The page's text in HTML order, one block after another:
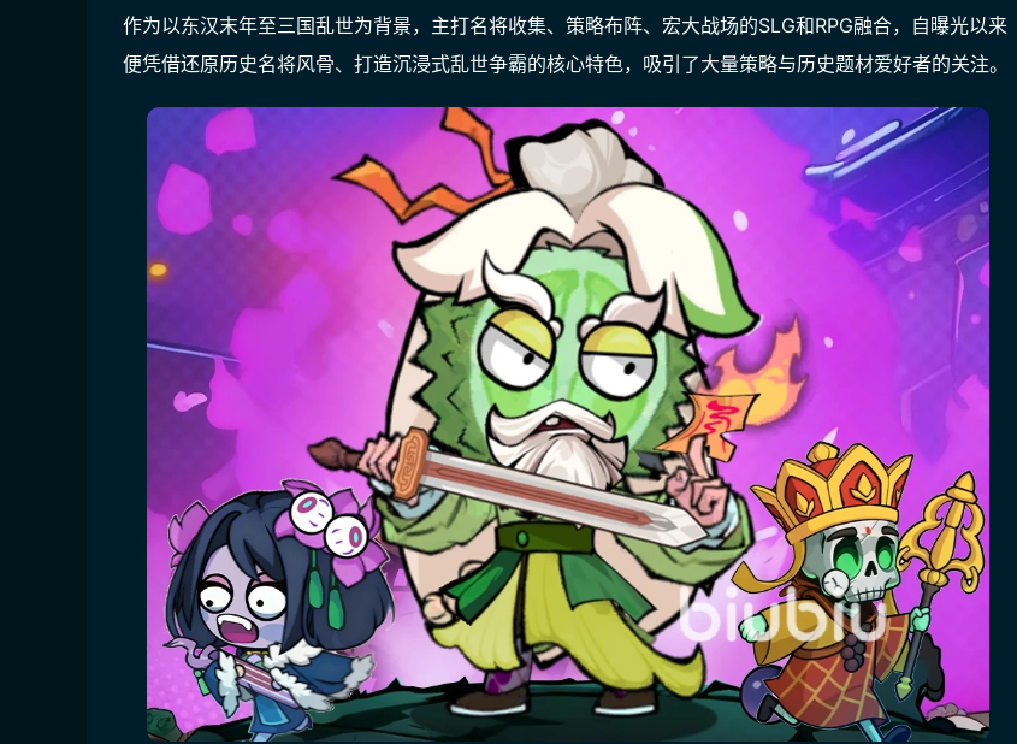
作为以东汉末年至三国乱世为背景，主打名将收集、策略布阵、宏大战场的SLG和RPG融合，自曝光以来
便凭借还原历史名将风骨、打造沉浸式乱世争霸的核心特色，吸引了大量策略与历史题材爱好者的关注。